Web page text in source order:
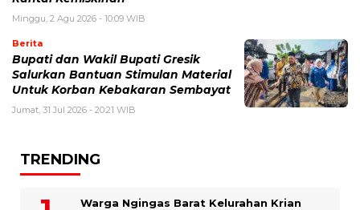
Minggu, 2 Agu 2026 - 10:09 WIB
Berita
Bupati dan Wakil Bupati Gresik
Salurkan Bantuan Stimulan Material
Untuk Korban Kebakaran Sembayat
Jumat, 31 Jul 2026 - 20:21 WIB
TRENDING
Warga Ngingas Barat Kelurahan Krian